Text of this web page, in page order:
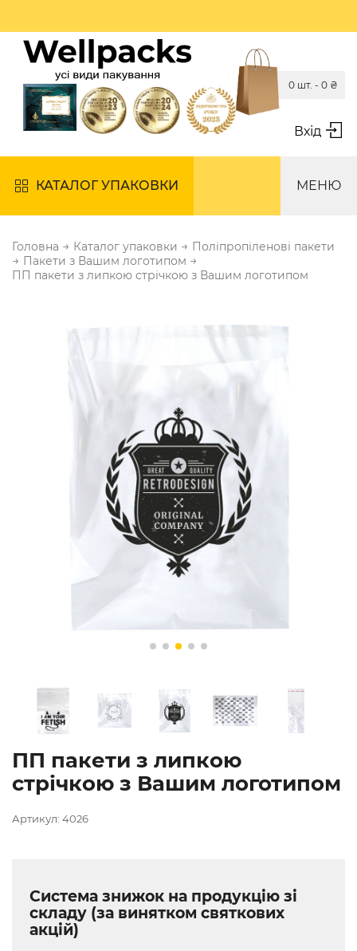
Вхід
0 шт. - 0 ₴
КАТАЛОГ УПАКОВКИ МЕНЮ
Головна → Каталог упаковки → Поліпропіленові пакети
→ Пакети з Вашим логотипом →
ПП пакети з липкою стрічкою з Вашим логотипом
ПП пакети з липкою
стрічкою з Вашим логотипом
Артикул: 4026
Система знижок на продукцію зі
складу (за винятком святкових
акцій)